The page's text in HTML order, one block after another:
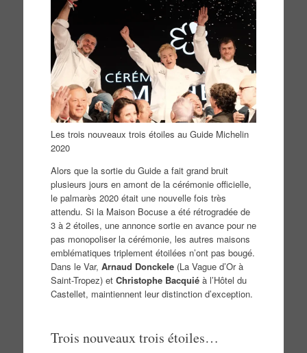
Les trois nouveaux trois étoiles au Guide Michelin
2020
Alors que la sortie du Guide a fait grand bruit
plusieurs jours en amont de la cérémonie officielle,
le palmarès 2020 était une nouvelle fois très
attendu. Si la Maison Bocuse a été rétrogradée de
3 à 2 étoiles, une annonce sortie en avance pour ne
pas monopoliser la cérémonie, les autres maisons
emblématiques triplement étoilées n’ont pas bougé.
Dans le Var, Arnaud Donckele(La Vague d’Or à
Saint-Tropez) et Christophe Bacquiéà l’Hôtel du
Castellet, maintiennent leur distinction d’exception.
Trois nouveaux trois étoiles…